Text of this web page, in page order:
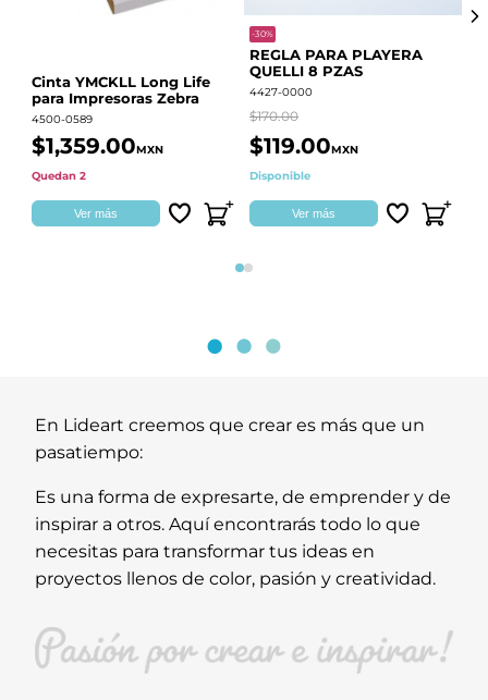
Cinta YMCKLL Long Life
para Impresoras Zebra
4500-0589
$1,359.00MXN
Quedan 2
Ver más
-30%
REGLA PARA PLAYERA
QUELLI 8 PZAS
4427-0000
$170.00
$119.00MXN
Disponible
Ver más
Página 1
Página 2
En Lideart creemos que crear es más que un
pasatiempo:
Es una forma de expresarte, de emprender y de
inspirar a otros. Aquí encontrarás todo lo que
necesitas para transformar tus ideas en
proyectos llenos de color, pasión y creatividad.